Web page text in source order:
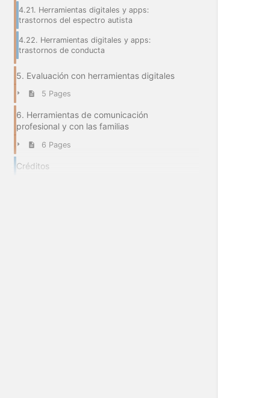
4.21. Herramientas digitales y apps:
trastornos del espectro autista
4.22. Herramientas digitales y apps:
trastornos de conducta
5. Evaluación con herramientas digitales
5 Pages
6. Herramientas de comunicación
profesional y con las familias
6 Pages
Créditos